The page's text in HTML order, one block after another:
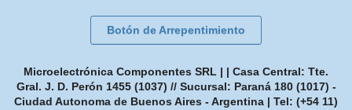
Botón de Arrepentimiento
Microelectrónica Componentes SRL | | Casa Central: Tte.
Gral. J. D. Perón 1455 (1037) // Sucursal: Paraná 180 (1017) -
Ciudad Autonoma de Buenos Aires - Argentina | Tel: (+54 11)